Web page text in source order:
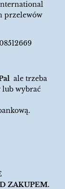
przelewów
ale trzeba
lub wybrać
ZAKUPEM.